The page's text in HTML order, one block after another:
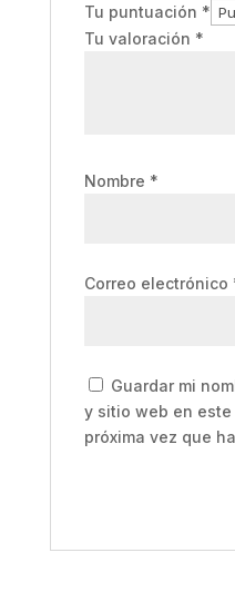
Tu puntuación *
Tu valoración *
Nombre *
Correo electrónico
Guardar mi
y sitio web en
próxima vez que